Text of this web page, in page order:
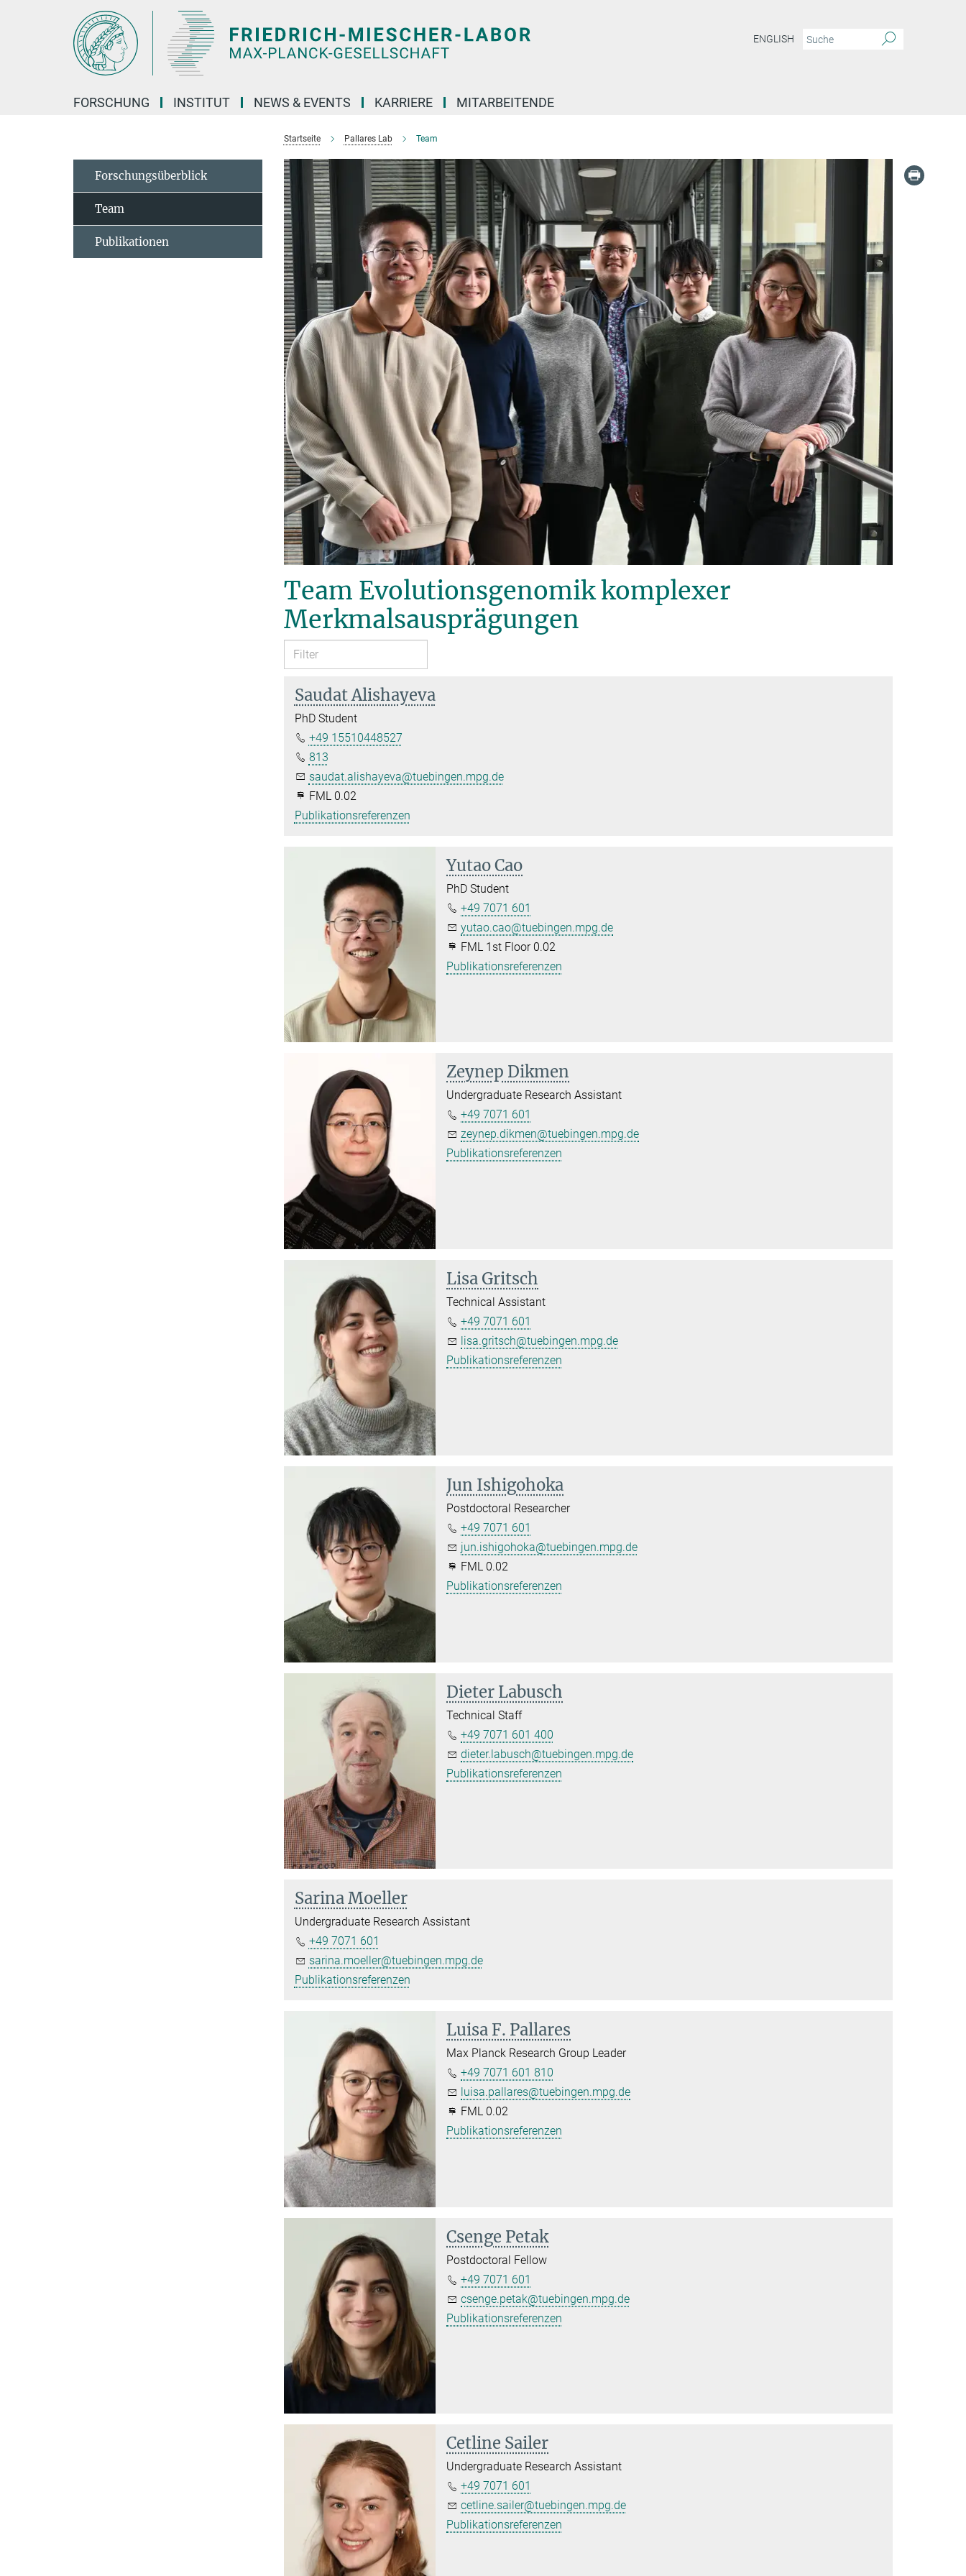
ENGLISH
FORSCHUNG INSTITUT NEWS & EVENTS KARRIERE MITARBEITENDE
Startseite Pallares Lab Team
Team Evolutionsgenomik komplexer
Merkmalsausprägungen
Saudat Alishayeva
PhD Student
+49 15510448527
813
saudat.alishayeva@tuebingen.mpg.de
FML 0.02
Publikationsreferenzen
Yutao Cao
PhD Student
+49 7071 601
yutao.cao@tuebingen.mpg.de
FML 1st Floor 0.02
Publikationsreferenzen
Zeynep Dikmen
Undergraduate Research Assistant
+49 7071 601
zeynep.dikmen@tuebingen.mpg.de
Publikationsreferenzen
Lisa Gritsch
Technical Assistant
+49 7071 601
lisa.gritsch@tuebingen.mpg.de
Publikationsreferenzen
Jun Ishigohoka
Postdoctoral Researcher
+49 7071 601
jun.ishigohoka@tuebingen.mpg.de
FML 0.02
Publikationsreferenzen
Dieter Labusch
Technical Staff
+49 7071 601 400
dieter.labusch@tuebingen.mpg.de
Publikationsreferenzen
Sarina Moeller
Undergraduate Research Assistant
+49 7071 601
sarina.moeller@tuebingen.mpg.de
Publikationsreferenzen
Luisa F. Pallares
Max Planck Research Group Leader
+49 7071 601 810
luisa.pallares@tuebingen.mpg.de
FML 0.02
Publikationsreferenzen
Csenge Petak
Postdoctoral Fellow
+49 7071 601
csenge.petak@tuebingen.mpg.de
Publikationsreferenzen
Cetline Sailer
Undergraduate Research Assistant
+49 7071 601
cetline.sailer@tuebingen.mpg.de
Publikationsreferenzen
Forschungsüberblick
Team
Publikationen